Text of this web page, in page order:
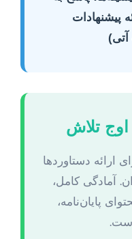
پیشنهادات
آتی)
ارائه دستاوردها
آمادگی کامل،
پایان‌نامه،